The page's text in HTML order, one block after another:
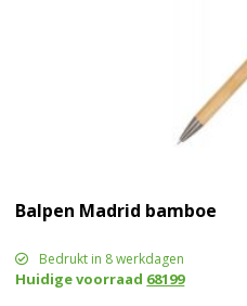
Balpen Madrid bamboe
Bedrukt in 8 werkdagen
Huidige voorraad 68199